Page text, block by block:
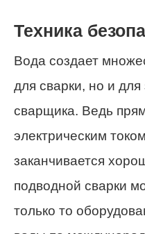
Техника
Вода создает
для сварки, но и
сварщика. Ведь
электрическим
заканчивается
подводной сварки
только то